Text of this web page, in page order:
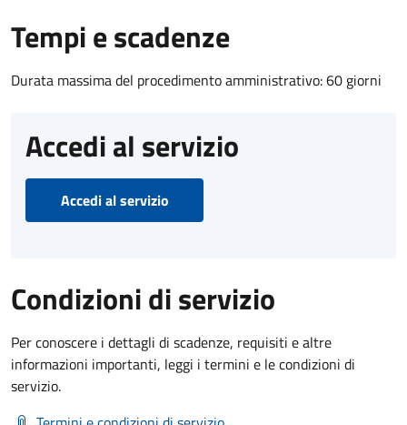
Tempi e scadenze
Durata massima del procedimento amministrativo: 60 giorni
Accedi al servizio
Accedi al servizio
Condizioni di servizio
Per conoscere i dettagli di scadenze, requisiti e altre
informazioni importanti, leggi i termini e le condizioni di
servizio.